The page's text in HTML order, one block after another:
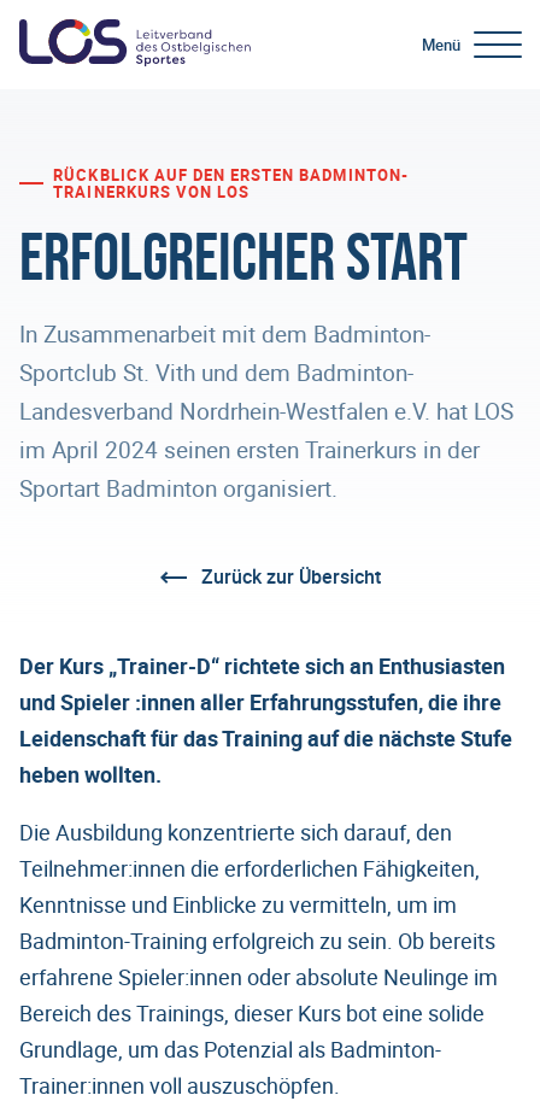
Menü
RÜCKBLICK AUF DEN ERSTEN BADMINTON-
TRAINERKURS VON LOS
Erfolgreicher Start
In Zusammenarbeit mit dem Badminton-
Sportclub St. Vith und dem Badminton-
Landesverband Nordrhein-Westfalen e.V. hat LOS
im April 2024 seinen ersten Trainerkurs in der
Sportart Badminton organisiert.
Zurück zur Übersicht
Der Kurs „Trainer-D“ richtete sich an Enthusiasten
und Spieler :innen aller Erfahrungsstufen, die ihre
Leidenschaft für das Training auf die nächste Stufe
heben wollten.
Die Ausbildung konzentrierte sich darauf, den
Teilnehmer:innen die erforderlichen Fähigkeiten,
Kenntnisse und Einblicke zu vermitteln, um im
Badminton-Training erfolgreich zu sein. Ob bereits
erfahrene Spieler:innen oder absolute Neulinge im
Bereich des Trainings, dieser Kurs bot eine solide
Grundlage, um das Potenzial als Badminton-
Trainer:innen voll auszuschöpfen.